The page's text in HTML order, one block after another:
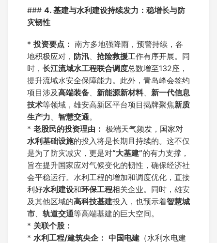
### 4. 基建与水利建设持续发力：稳增长与防
灾韧性
* 投资要点： 南方多地强降雨，预警持续，各
地积极应对， 防汛、 抢险救援工作有序开展。同
时， 长江流域水工程联合调度总数增至132座，
提升流域水安全保障能力。此外，青岛峰会签约
项目涉及高端装备、 新能源新材料、 新一代信息
技术等领域，雄安高新区平台项目揭牌聚焦新质
生产力、 智慧交通。
* 老股民的投资理由： 极端天气频发，国家对
水利基础设施的投入将是长期且持续的。这不仅
是为了防灾减灾，更是对“大基建”的有力支撑，
旨在提升国家应对气候变化的韧性，确保经济社
会平稳运行。水利工程的增加和调度优化，直接
利好水利建设和环保工程相关企业。同时，雄安
及其他区域的高科技基建投入，也预示着智慧城
市、 轨道交通等高端基建的巨大空间。
* 关联个股：
* 水利工程/建筑央企： 中国电建 （水利水电建